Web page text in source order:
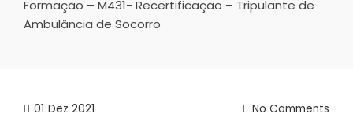
Formação – M431- Recertificação – Tripulante de
Ambulância de Socorro
01 Dez 2021 No Comments